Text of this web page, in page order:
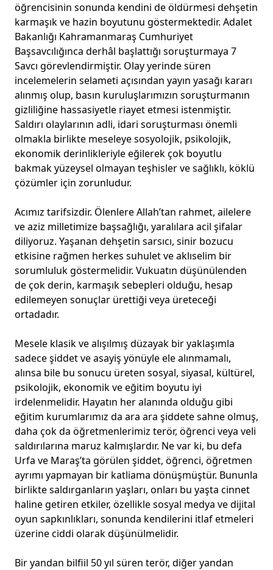
öğrencisinin sonunda kendini de öldürmesi dehşetin
karmaşık ve hazin boyutunu göstermektedir. Adalet
Bakanlığı Kahramanmaraş Cumhuriyet
Başsavcılığınca derhâl başlattığı soruşturmaya 7
Savcı görevlendirmiştir. Olay yerinde süren
incelemelerin selameti açısından yayın yasağı kararı
alınmış olup, basın kuruluşlarımızın soruşturmanın
gizliliğine hassasiyetle riayet etmesi istenmiştir.
Saldırı olaylarının adli, idari soruşturması önemli
olmakla birlikte meseleye sosyolojik, psikolojik,
ekonomik derinlikleriyle eğilerek çok boyutlu
bakmak yüzeysel olmayan teşhisler ve sağlıklı, köklü
çözümler için zorunludur.
Acımız tarifsizdir. Ölenlere Allah’tan rahmet, ailelere
ve aziz milletimize başsağlığı, yaralılara acil şifalar
diliyoruz. Yaşanan dehşetin sarsıcı, sinir bozucu
etkisine rağmen herkes suhulet ve aklıselim bir
sorumluluk göstermelidir. Vukuatın düşünülenden
de çok derin, karmaşık sebepleri olduğu, hesap
edilemeyen sonuçlar ürettiği veya üreteceği
ortadadır.
Mesele klasik ve alışılmış düzayak bir yaklaşımla
sadece şiddet ve asayiş yönüyle ele alınmamalı,
alınsa bile bu sonucu üreten sosyal, siyasal, kültürel,
psikolojik, ekonomik ve eğitim boyutu iyi
irdelenmelidir. Hayatın her alanında olduğu gibi
eğitim kurumlarımız da ara ara şiddete sahne olmuş,
daha çok da öğretmenlerimiz terör, öğrenci veya veli
saldırılarına maruz kalmışlardır. Ne var ki, bu defa
Urfa ve Maraş’ta görülen şiddet, öğrenci, öğretmen
ayrımı yapmayan bir katliama dönüşmüştür. Bununla
birlikte saldırganların yaşları, onları bu yaşta cinnet
haline getiren etkiler, özellikle sosyal medya ve dijital
oyun sapkınlıkları, sonunda kendilerini itlaf etmeleri
üzerine ciddi olarak düşünülmelidir.
Bir yandan bilfiil 50 yıl süren terör, diğer yandan